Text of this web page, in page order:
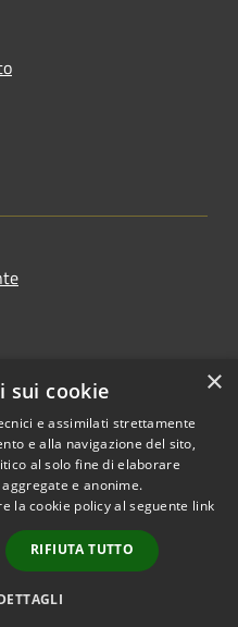
Copyright © 2026 • Comune di
Librizzi • Powered by
Municipium•
Accesso
redazione
×
sui cookie
e assimilati strettamente
e alla navigazione del sito,
al solo fine di elaborare
e anonime.
la cookie policy al seguente link
RIFIUTA TUTTO